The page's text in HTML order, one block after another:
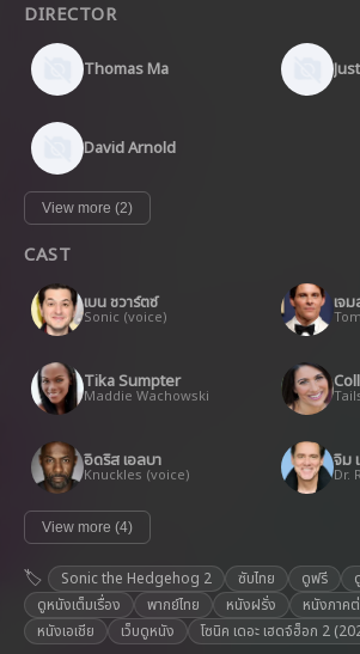
DIRECTOR
Thomas Ma
David Arnold
View more (2)
CAST
เบน ชวาร์ตซ์
Sonic (voice)
เจ
Tika Sumpter
Maddie Wachowski
อิดริส เอลบา
Knuckles (voice)
จิม
Dr.
View more (4)
Sonic the Hedgehog 2 ซับไทย ดูฟรี
ดูหนังเต็มเรื่อง
พากย์ไทย หนังฝรั่ง หนังภาค
หนังเอเชีย
เว็บดูหนัง โซนิค เดอะ เฮดจ์ฮ็อก 2